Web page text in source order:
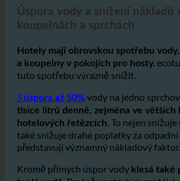
2. Úspory vody a snížení nákladů v
koupelnách a sprchách
Hotely mají obrovskou spotřebu vody
tuto spotřebu výrazně snížit.
Súspora až 50%vody na jedno
tisíce litrů denně, zejména ve větších
hotelových řetězcích. To nejen snižuje
také snižuje drahé poplatky za odpadní
představují významný nákladový faktor.